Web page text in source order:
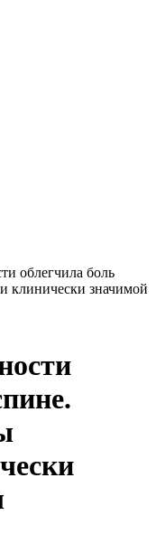
облегчила боль
клинически значимой